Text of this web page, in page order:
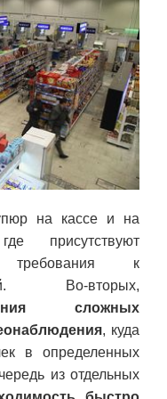
на кассе и на
присутствуют
требования к
Во-вторых,
сложных
, куда
в определенных
из отдельных